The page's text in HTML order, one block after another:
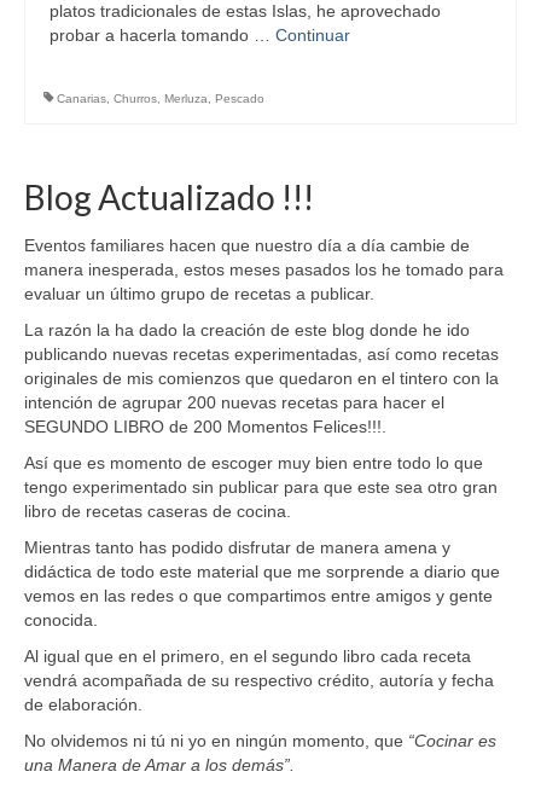
platos tradicionales de estas Islas, he aprovechado
probar a hacerla tomando … Continuar
Canarias, Churros, Merluza, Pescado
Blog Actualizado !!!
Eventos familiares hacen que nuestro día a día cambie de
manera inesperada, estos meses pasados los he tomado para
evaluar un último grupo de recetas a publicar.
La razón la ha dado la creación de este blog donde he ido
publicando nuevas recetas experimentadas, así como recetas
originales de mis comienzos que quedaron en el tintero con la
intención de agrupar 200 nuevas recetas para hacer el
SEGUNDO LIBRO de 200 Momentos Felices!!!.
Así que es momento de escoger muy bien entre todo lo que
tengo experimentado sin publicar para que este sea otro gran
libro de recetas caseras de cocina.
Mientras tanto has podido disfrutar de manera amena y
didáctica de todo este material que me sorprende a diario que
vemos en las redes o que compartimos entre amigos y gente
conocida.
Al igual que en el primero, en el segundo libro cada receta
vendrá acompañada de su respectivo crédito, autoría y fecha
de elaboración.
No olvidemos ni tú ni yo en ningún momento, que “Cocinar es
una Manera de Amar a los demás”.